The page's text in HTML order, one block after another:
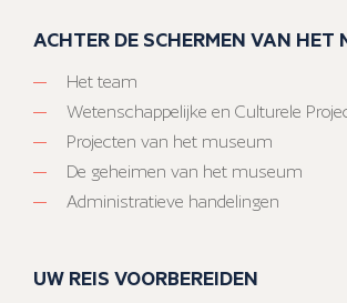
ACHTER DE SCHERMEN VAN HET
Het team
Wetenschappelijke en Culturele
Projecten van het museum
De geheimen van het museum
Administratieve handelingen
UW REIS VOORBEREIDEN